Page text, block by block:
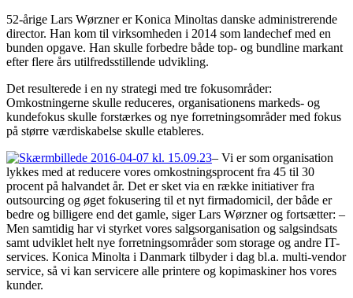
52-årige Lars Wørzner er Konica Minoltas danske administrerende
director. Han kom til virksomheden i 2014 som landechef med en
bunden opgave. Han skulle forbedre både top- og bundline markant
efter flere års utilfredsstillende udvikling.
Det resulterede i en ny strategi med tre fokusområder:
Omkostningerne skulle reduceres, organisationens markeds- og
kundefokus skulle forstærkes og nye forretningsområder med fokus
på større værdiskabelse skulle etableres.
– Vi er som organisation
lykkes med at reducere vores omkostningsprocent fra 45 til 30
procent på halvandet år. Det er sket via en række initiativer fra
outsourcing og øget fokusering til et nyt firmadomicil, der både er
bedre og billigere end det gamle, siger Lars Wørzner og fortsætter: –
Men samtidig har vi styrket vores salgsorganisation og salgsindsats
samt udviklet helt nye forretningsområder som storage og andre IT-
services. Konica Minolta i Danmark tilbyder i dag bl.a. multi-vendor
service, så vi kan servicere alle printere og kopimaskiner hos vores
kunder.